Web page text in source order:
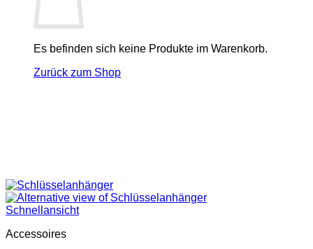
Es befinden sich keine Produkte im Warenkorb.
Zurück zum Shop
Schnellansicht
Accessoires